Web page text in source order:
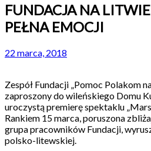
FUNDACJA NA
PEŁNA EMOCJI
22 marca, 2018
Zespół Fundacji „Pomoc Polakom
zaproszony do wileńskiego Domu
uroczystą premierę spektaklu
Rankiem 15 marca, poruszona
grupa pracowników Fundacji,
polsko-litewskiej.